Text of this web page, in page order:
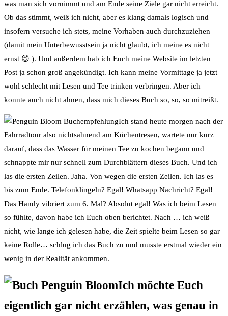
was man sich vornimmt und am Ende seine Ziele gar nicht erreicht.
Ob das stimmt, weiß ich nicht, aber es klang damals logisch und
insofern versuche ich stets, meine Vorhaben auch durchzuziehen
(damit mein Unterbewusstsein ja nicht glaubt, ich meine es nicht
ernst 😉 ). Und außerdem hab ich Euch meine Website im letzten
Post ja schon groß angekündigt. Ich kann meine Vormittage ja jetzt
wohl schlecht mit Lesen und Tee trinken verbringen. Aber ich
konnte auch nicht ahnen, dass mich dieses Buch so, so, so mitreißt.
Ich stand heute morgen nach der
Fahrradtour also nichtsahnend am Küchentresen, wartete nur kurz
darauf, dass das Wasser für meinen Tee zu kochen begann und
schnappte mir nur schnell zum Durchblättern dieses Buch. Und ich
las die ersten Zeilen. Jaha. Von wegen die ersten Zeilen. Ich las es
bis zum Ende. Telefonklingeln? Egal! Whatsapp Nachricht? Egal!
Das Handy vibriert zum 6. Mal? Absolut egal! Was ich beim Lesen
so fühlte, davon habe ich Euch oben berichtet. Nach … ich weiß
nicht, wie lange ich gelesen habe, die Zeit spielte beim Lesen so gar
keine Rolle… schlug ich das Buch zu und musste erstmal wieder ein
wenig in der Realität ankommen.
Ich möchte Euch
eigentlich gar nicht erzählen, was genau in